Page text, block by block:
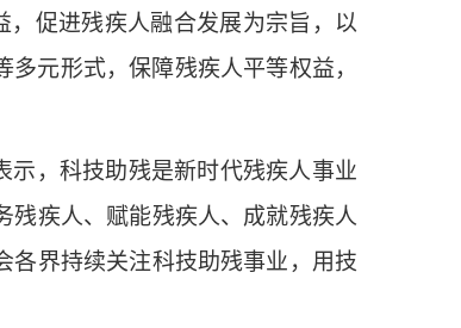
促进残疾人融合发展为宗旨，以
元形式，保障残疾人平等权益，
，科技助残是新时代残疾人事业
残疾人、赋能残疾人、成就残疾人
各界持续关注科技助残事业，用技